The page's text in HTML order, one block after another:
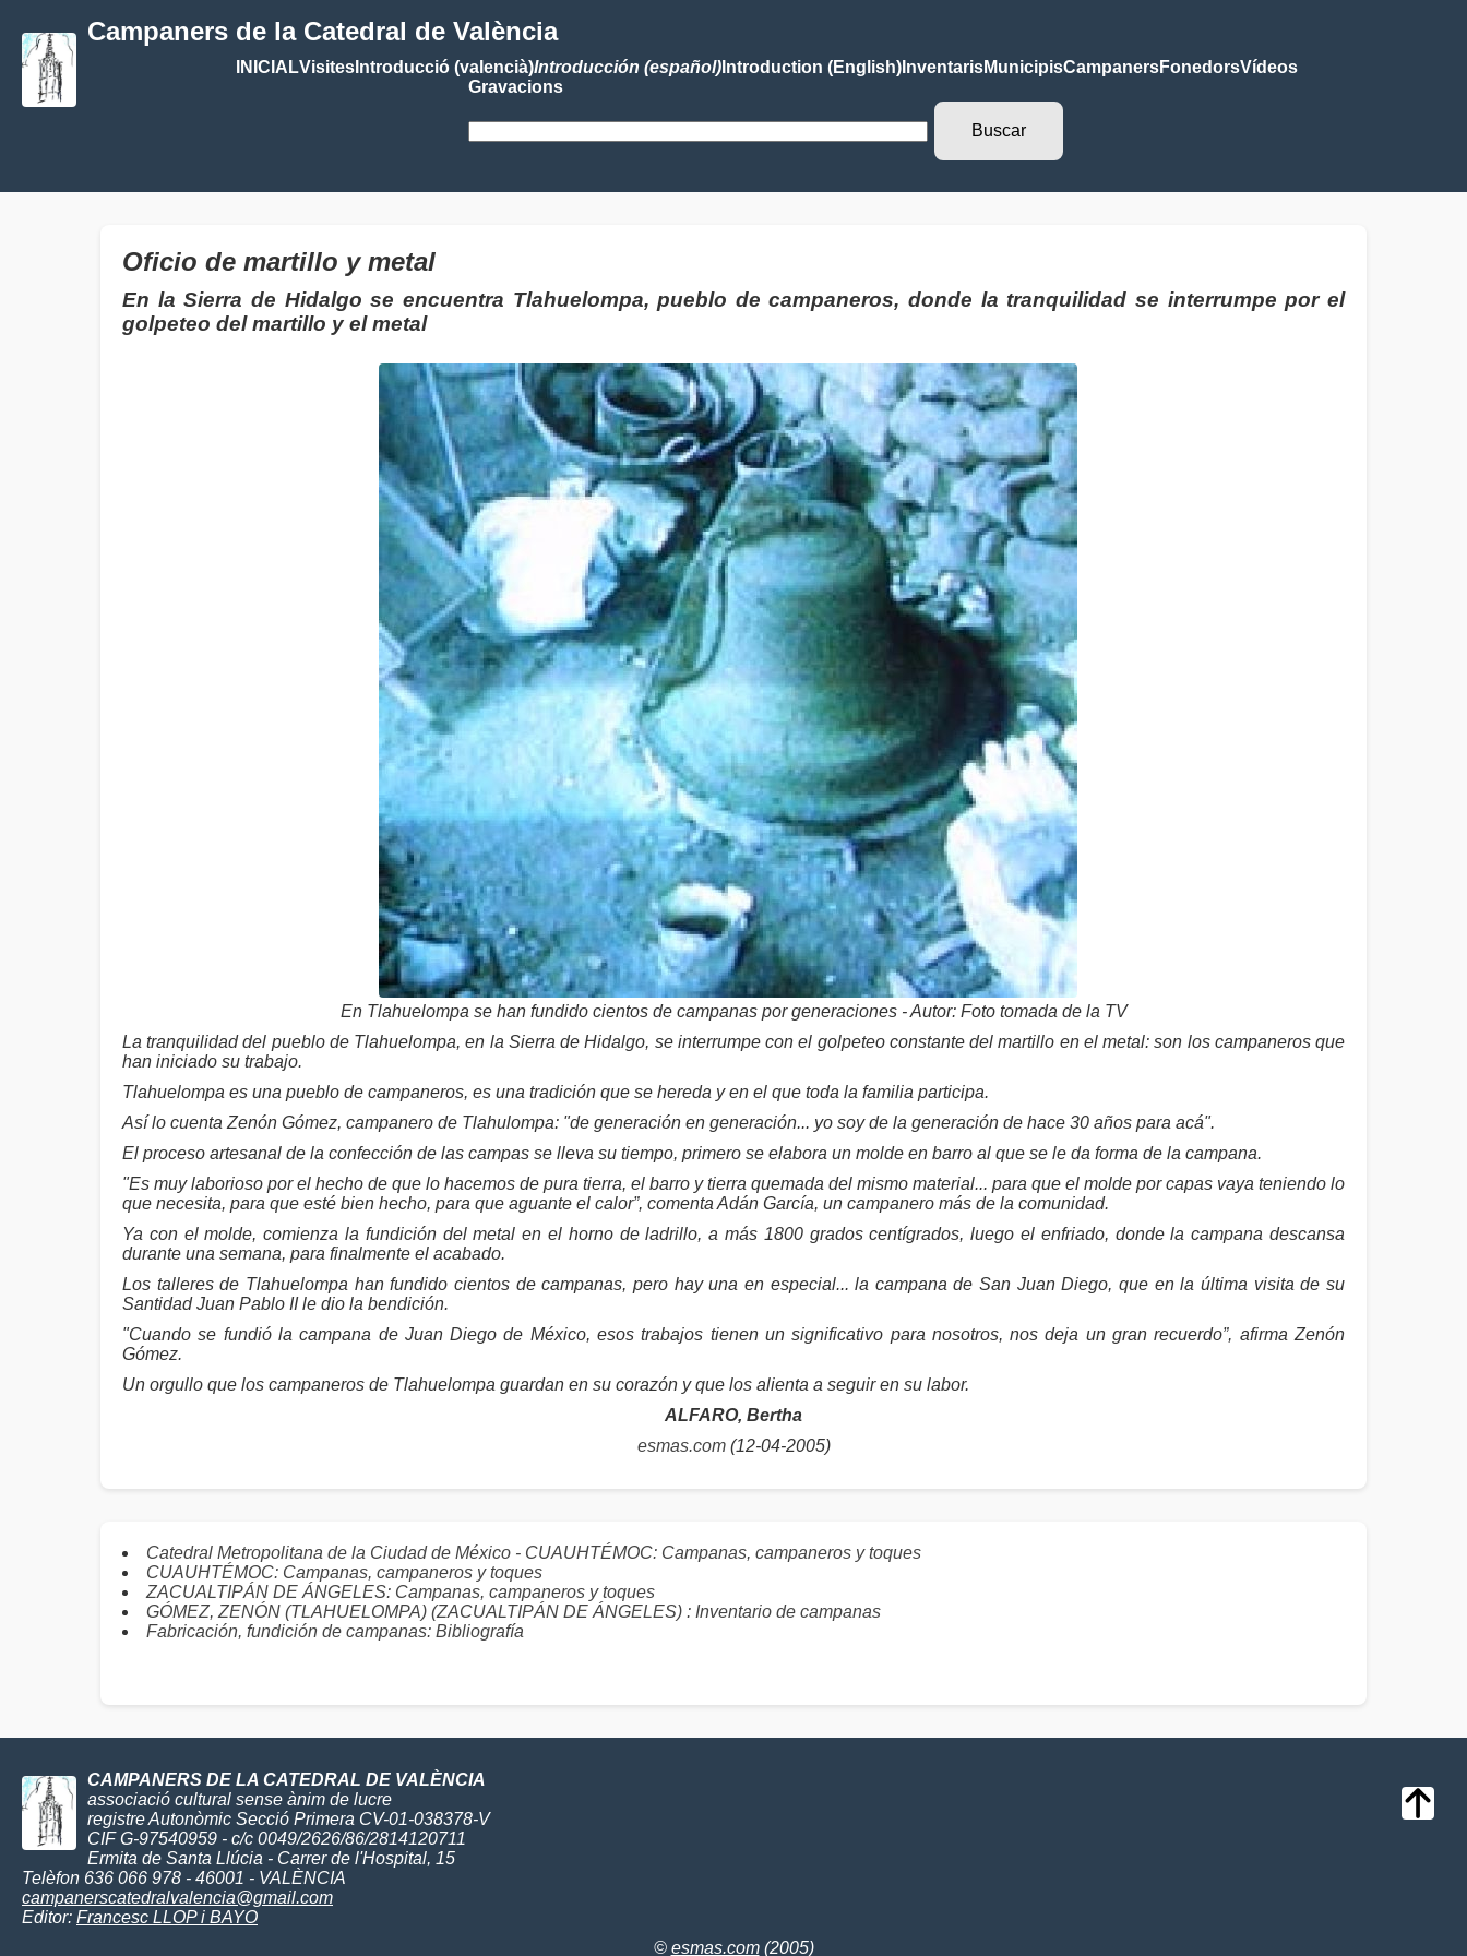
Campaners de la Catedral de València
INICIALVisitesIntroducció (valencià)Introducción (español)Introduction (English)InventarisMunicipisCampanersFonedorsVídeos
Gravacions
Oficio de martillo y metal
En la Sierra de Hidalgo se encuentra Tlahuelompa, pueblo de campaneros, donde la tranquilidad se interrumpe por el
golpeteo del martillo y el metal
En Tlahuelompa se han fundido cientos de campanas por generaciones - Autor: Foto tomada de la TV
La tranquilidad del pueblo de Tlahuelompa, en la Sierra de Hidalgo, se interrumpe con el golpeteo constante del martillo en el metal: son los campaneros que
han iniciado su trabajo.
Tlahuelompa es una pueblo de campaneros, es una tradición que se hereda y en el que toda la familia participa.
Así lo cuenta Zenón Gómez, campanero de Tlahulompa: "de generación en generación... yo soy de la generación de hace 30 años para acá".
El proceso artesanal de la confección de las campas se lleva su tiempo, primero se elabora un molde en barro al que se le da forma de la campana.
"Es muy laborioso por el hecho de que lo hacemos de pura tierra, el barro y tierra quemada del mismo material... para que el molde por capas vaya teniendo lo
que necesita, para que esté bien hecho, para que aguante el calor”, comenta Adán García, un campanero más de la comunidad.
Ya con el molde, comienza la fundición del metal en el horno de ladrillo, a más 1800 grados centígrados, luego el enfriado, donde la campana descansa
durante una semana, para finalmente el acabado.
Los talleres de Tlahuelompa han fundido cientos de campanas, pero hay una en especial... la campana de San Juan Diego, que en la última visita de su
Santidad Juan Pablo II le dio la bendición.
"Cuando se fundió la campana de Juan Diego de México, esos trabajos tienen un significativo para nosotros, nos deja un gran recuerdo”, afirma Zenón
Gómez.
Un orgullo que los campaneros de Tlahuelompa guardan en su corazón y que los alienta a seguir en su labor.
ALFARO, Bertha
esmas.com(12-04-2005)
Catedral Metropolitana de la Ciudad de México - CUAUHTÉMOC: Campanas, campaneros y toques
CUAUHTÉMOC: Campanas, campaneros y toques
ZACUALTIPÁN DE ÁNGELES: Campanas, campaneros y toques
GÓMEZ, ZENÓN (TLAHUELOMPA) (ZACUALTIPÁN DE ÁNGELES) : Inventario de campanas
Fabricación, fundición de campanas: Bibliografía
CAMPANERS DE LA CATEDRAL DE VALÈNCIA
associació cultural sense ànim de lucre
registre Autonòmic Secció Primera CV-01-038378-V
CIF G-97540959 - c/c 0049/2626/86/2814120711
Ermita de Santa Llúcia - Carrer de l'Hospital, 15
Telèfon 636 066 978 - 46001 - VALÈNCIA
campanerscatedralvalencia@gmail.com
Editor: Francesc LLOP i BAYO
© esmas.com(2005)